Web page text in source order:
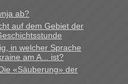
ab?
auf dem Gebiet der
in welcher Sprache
am A... ist?
«Säuberung» der